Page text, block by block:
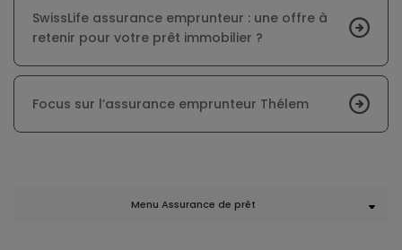
SwissLife assurance emprunteur : une offre à
retenir pour votre prêt immobilier ?
Focus sur l’assurance emprunteur Thélem
Menu Assurance de prêt